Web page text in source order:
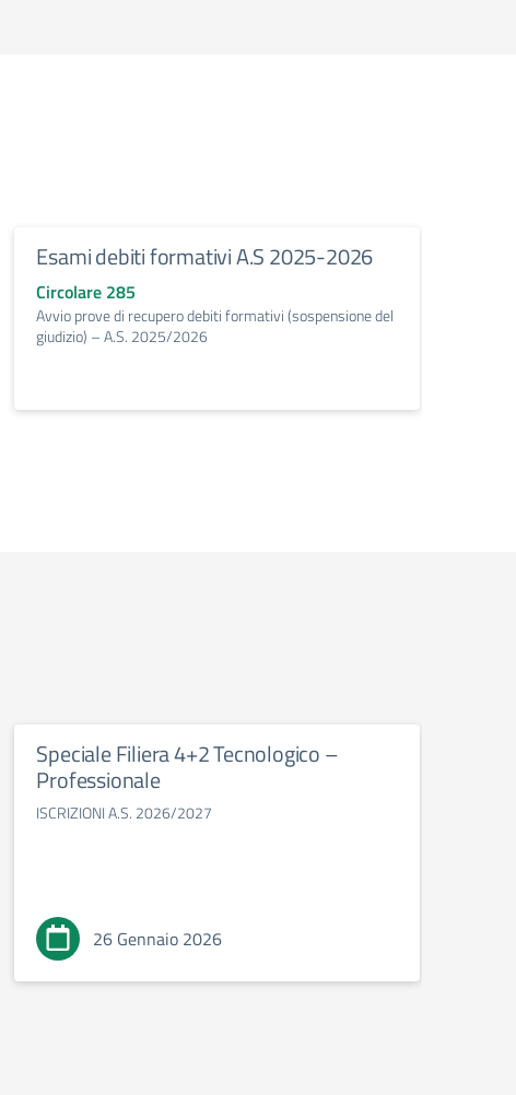
Esami debiti formativi A.S 2025-2026
Circolare 285
Avvio prove di recupero debiti formativi (sospensione del
giudizio) – A.S. 2025/2026
Speciale Filiera 4+2 Tecnologico –
Professionale
ISCRIZIONI A.S. 2026/2027
26 Gennaio 2026